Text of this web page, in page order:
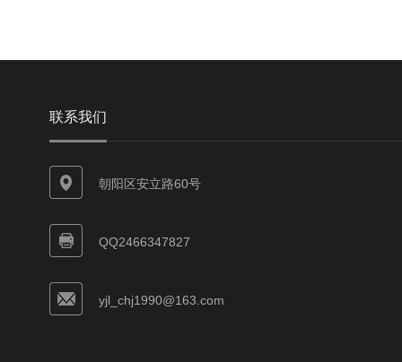
联系我们
朝阳区安立路60号
QQ2466347827
yjl_chj1990@163.com